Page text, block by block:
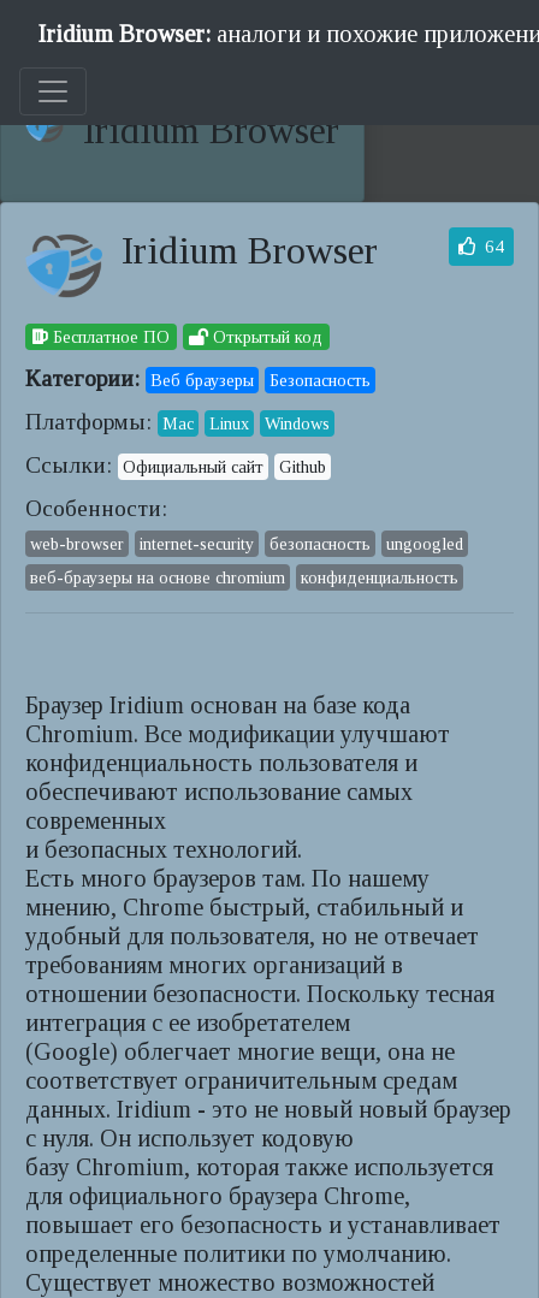
Iridium Browser: аналоги и похожие
Iridium Browser
Iridium Browser 64
Бесплатное ПО Открытый код
Категории: Веб браузеры Безопасность
Платформы: Mac Linux Windows
Ссылки: Официальный сайт Github
Особенности:
web-browser internet-security безопасность
ungoogled
веб-браузеры на основе chromium
конфиденциальность
Браузер Iridium основан на базе кода
Chromium. Все модификации улучшают
конфиденциальность пользователя и
обеспечивают использование самых
современных
и безопасных технологий.
Есть много браузеров там. По нашему
мнению, Chrome быстрый, стабильный и
удобный для пользователя, но не отвечает
требованиям многих организаций в
отношении безопасности. Поскольку тесная
интеграция с ее изобретателем
(Google) облегчает многие вещи, она не
соответствует ограничительным средам
данных. Iridium - это не новый новый браузер
с нуля. Он использует кодовую
базу Chromium, которая также используется
для официального браузера Chrome,
повышает его безопасность и устанавливает
определенные политики по умолчанию.
Существует множество возможностей